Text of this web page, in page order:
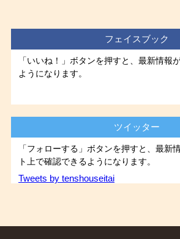
フェイスブック
「いいね！」ボタンを押すと、最新情報
ようになります。
ツイッター
「フォローする」ボタンを押すと、最新
ト上で確認できるようになります。
Tweets by tenshouseitai